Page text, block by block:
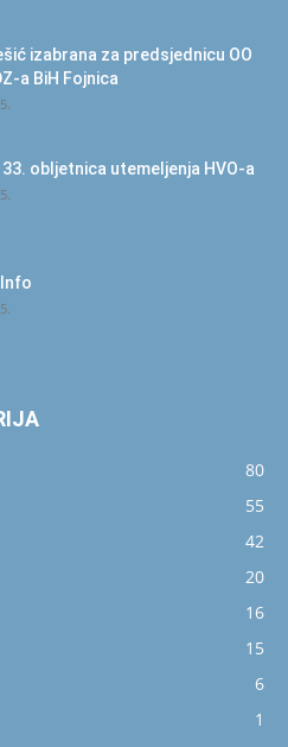
izabrana za predsjednicu OO
a BiH Fojnica
obljetnica utemeljenja HVO-a
80
55
42
20
16
15
6
1